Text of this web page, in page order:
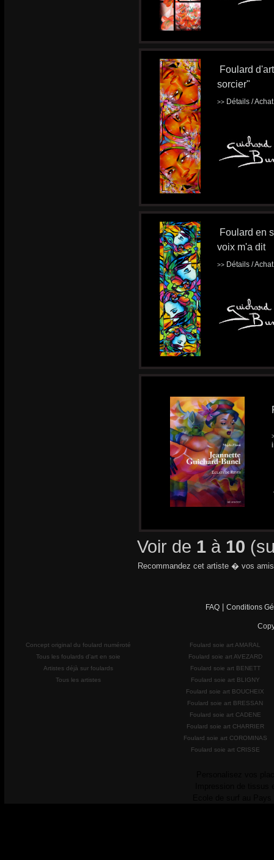
Foulard
sorcier"
>> Détails /
Foulard en
voix m'a dit
>> Détails /
Voir de 1 à 10
Recommandez cet artiste � vos
FAQ Conditions
Concept original du foulard numéroté
Tous les foulards d'art en soie
Artistes déjà sur foulards
Tous les artistes
Foulard soie art AMARAL
Foulard soie art AVEZARD
Foulard soie art BENETT
Foulard soie art BLIGNY
Foulard soie art BOUCHEIX
Foulard soie art BRESSAN
Foulard soie art CADENE
Foulard soie art CHARRIER
Foulard soie art COROMINAS
Foulard soie art CRISSE